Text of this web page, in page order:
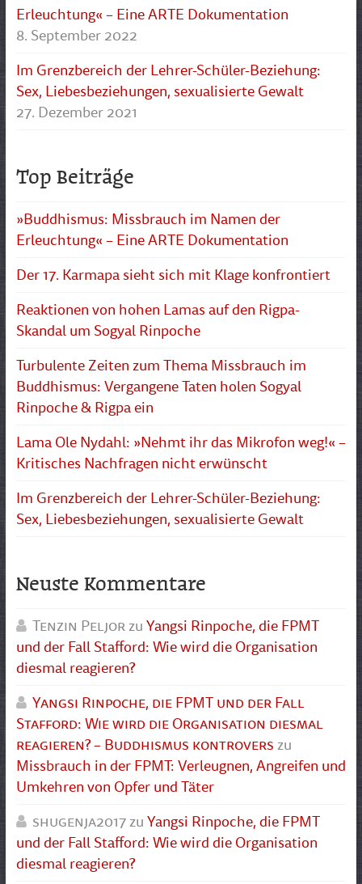
Erleuchtung« – Eine ARTE Dokumentation
8. September 2022
Im Grenzbereich der Lehrer-Schüler-Beziehung:
Sex, Liebesbeziehungen, sexualisierte Gewalt
27. Dezember 2021
Top Beiträge
»Buddhismus: Missbrauch im Namen der
Erleuchtung« – Eine ARTE Dokumentation
Der 17. Karmapa sieht sich mit Klage konfrontiert
Reaktionen von hohen Lamas auf den Rigpa-
Skandal um Sogyal Rinpoche
Turbulente Zeiten zum Thema Missbrauch im
Buddhismus: Vergangene Taten holen Sogyal
Rinpoche & Rigpa ein
Lama Ole Nydahl: »Nehmt ihr das Mikrofon weg!« –
Kritisches Nachfragen nicht erwünscht
Im Grenzbereich der Lehrer-Schüler-Beziehung:
Sex, Liebesbeziehungen, sexualisierte Gewalt
Neuste Kommentare
Tenzin PeljorzuYangsi Rinpoche, die FPMT
und der Fall Stafford: Wie wird die Organisation
diesmal reagieren?
Yangsi Rinpoche, die FPMT und der Fall
Stafford: Wie wird die Organisation diesmal
reagieren? – Buddhismus kontrovers zu
Missbrauch in der FPMT: Verleugnen, Angreifen und
Umkehren von Opfer und Täter
shugenja2017zuYangsi Rinpoche, die FPMT
und der Fall Stafford: Wie wird die Organisation
diesmal reagieren?